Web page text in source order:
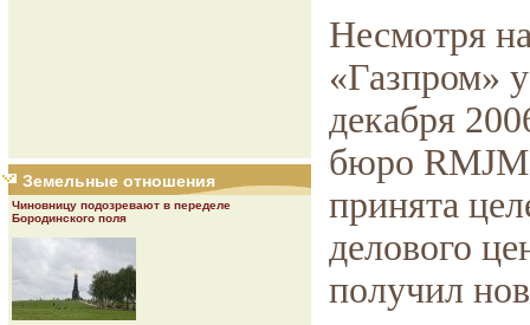
Земельные отношения
Чиновницу подозревают в переделе
Бородинского поля
Несмотря
«Газпром»
декабря
бюро
принята
делового
получил